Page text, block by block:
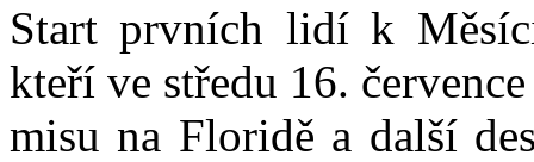
Start prvních lidí k
kteří ve středu 16.
misu na Floridě a další